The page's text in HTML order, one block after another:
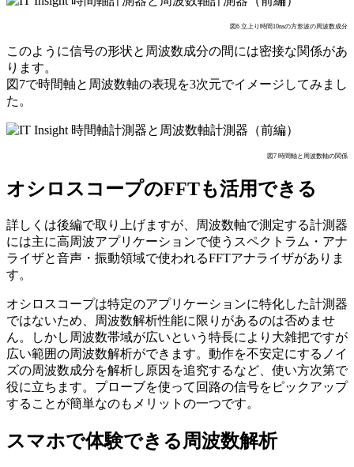
図6 立上り時間10nsの方形波の周波数成分
このように信号の形状と周波数成分の間には密接な関係があ
ります。
図7で時間軸と周波数軸の表現を3次元でイメージしてみまし
た。
図7 時間軸と周波数軸の関係
オシロスコープのFFTも活用できる
詳しくは後編で取り上げますが、周波数軸で測定する計測器
には主に高周波アプリケーションで使うスペクトラム・アナ
ライザと音声・振動領域で使われるFFTアナライザがありま
す。
オシロスコープは特定のアプリケーションに特化した計測器
ではないため、周波数解析性能に限りがあるのは否めませ
ん。しかし周波数帯域が広いという特長により大雑把ですが
広い範囲の周波数解析ができます。動作を不安定にするノイ
ズの周波数成分を解析し原因を追究するなど、使い方次第で
役に立ちます。プローブを使って回路の信号をピックアップ
することが簡単なのもメリットの一つです。
スマホで体験できる周波数解析